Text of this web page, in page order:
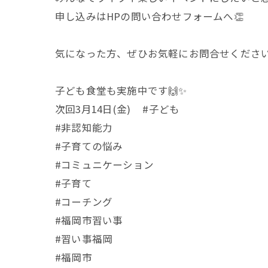
申し込みはHPの問い合わせフォームへ👏
気になった方、ぜひお気軽にお問合せくだ
子ども食堂も実施中です🙌✨
次回3月14日(金) #子ども
#非認知能力
#子育ての悩み
#コミュニケーション
#子育て
#コーチング
#福岡市習い事
#習い事福岡
#福岡市